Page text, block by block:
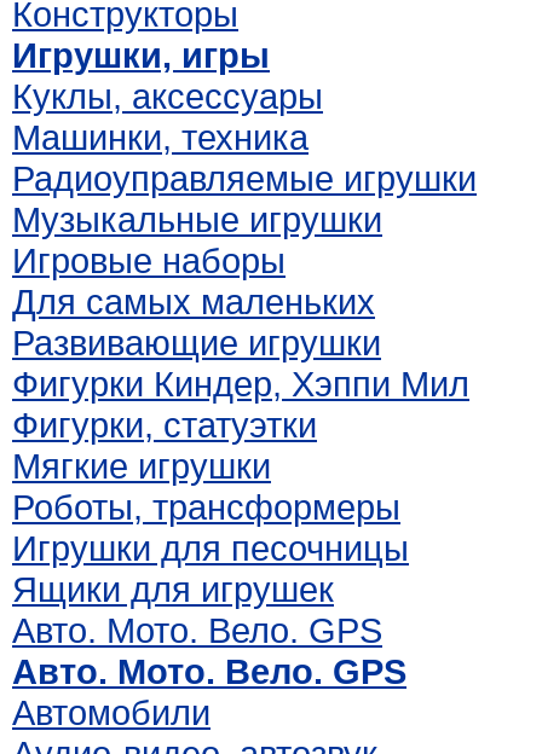
Конструкторы
Игрушки, игры
Куклы, аксессуары
Машинки, техника
Радиоуправляемые игрушки
Музыкальные игрушки
Игровые наборы
Для самых маленьких
Развивающие игрушки
Фигурки Киндер, Хэппи Мил
Фигурки, статуэтки
Мягкие игрушки
Роботы, трансформеры
Игрушки для песочницы
Ящики для игрушек
Авто. Мото. Вело. GPS
Авто. Мото. Вело. GPS
Автомобили